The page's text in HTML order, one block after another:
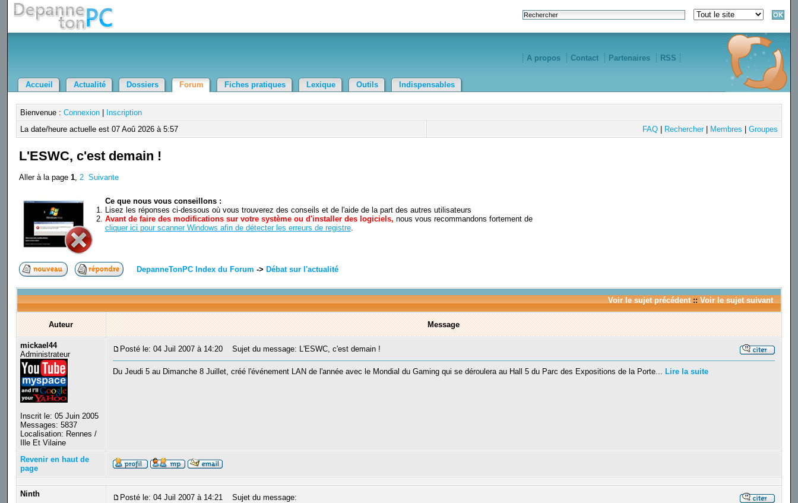
A propos Contact Partenaires RSS
Accueil Actualité Dossiers Forum Fiches pratiques Lexique Outils Indispensables
Bienvenue : Connexion|
Inscription
La date/heure actuelle est 07 Aoû 2026 à 5:57
FAQ| Rechercher| Membres Groupes
L'ESWC, c'est demain !
Aller à la page 1, 2 Suivante
Ce que nous vous conseillons :
Lisez les réponses ci-dessous où vous trouverez des conseils et de l'aide de la part des autres utilisateurs
Avant de faire des modifications sur votre système ou d'installer des logiciels, nous vous recommandons fortement de
cliquer ici pour scanner Windows afin de détecter les erreurs de registre.
DepanneTonPC Index du Forum -> Débat sur l'actualité
Voir le sujet précédent:: Voir le sujet suivant
Auteur Message
mickael44
Administrateur
Inscrit le: 05 Juin 2005
Messages: 5837
Localisation: Rennes /
Ille Et Vilaine
Posté le: 04 Juil 2007 à 14:20 Sujet du message: L'ESWC, c'est demain !
Du Jeudi 5 au Dimanche 8 Juillet, créé l'événement LAN de l'année avec le Mondial du Gaming qui se déroulera au Hall 5 du Parc des Expositions de la Porte... Lire la suite
Revenir en haut de
page
Ninth Posté le: 04 Juil 2007 à 14:21 Sujet du message: